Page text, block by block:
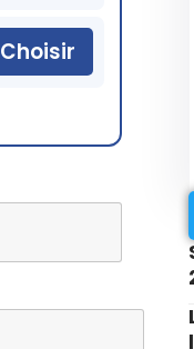
Choisir